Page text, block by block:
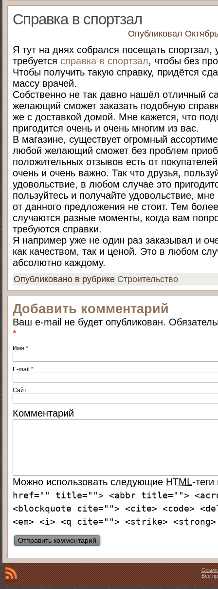
Справка в спортзал
Опубликовал
Я тут на днях собрался посещать спортзал,
требуется справка в спортзал, чтобы без
Чтобы получить такую справку, придётся
массу врачей.
Собственно не так давно нашёл отличный
желающий сможет заказать подобную
же с доставкой домой. Мне кажется, что
пригодится очень и очень многим из вас.
В магазине, существует огромный
любой желающий сможет без проблем
положительных отзывов есть от
очень и очень важно. Так что друзья,
удовольствие, в любом случае это
пользуйтесь и получайте удовольствие, мне
от данного предложения не стоит. Тем
случаются разные моменты, когда вам
требуются справки.
Я например уже не один раз заказывал и
как качеством, так и ценой. Это в любом
абсолютно каждому.
Опубликовано в рубрике Строительство
Добавить комментарий
Ваш e-mail не будет опубликован.
*
Имя *
E-mail *
Сайт
Комментарий
Можно использовать следующие HTML-
href="" title=""> <abbr title="">
<blockquote cite=""> <cite> <code>
<em> <i> <q cite=""> <strike> <strong>
Все